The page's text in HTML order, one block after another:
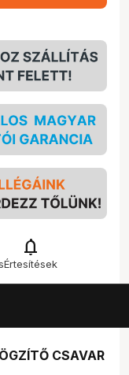
notifications
Értesítések
CSAVAR